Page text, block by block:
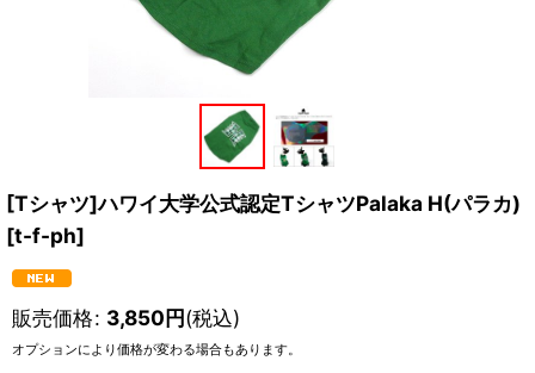
[Tシャツ]ハワイ大学公式認定TシャツPalaka H(パラカ)
[t-f-ph]
販売価格: 3,850円(税込)
オプションにより価格が変わる場合もあります。